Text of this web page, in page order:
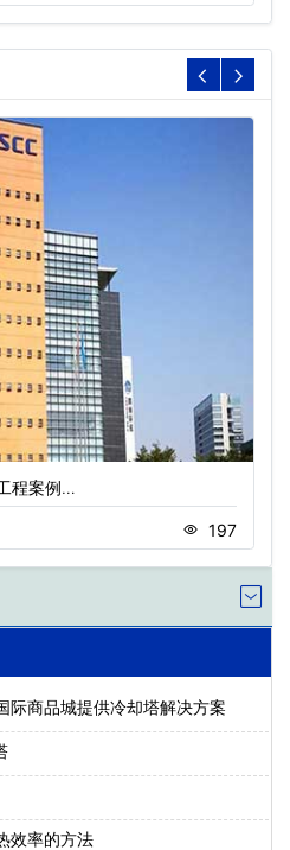
程案例…
197
际商品城提供冷却塔解决方案
效率的方法